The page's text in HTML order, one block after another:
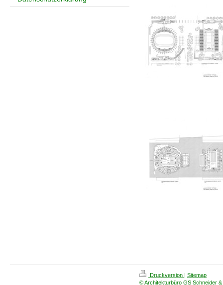
Druckversion | Sitemap
© Architekturbüro GS Schneider &